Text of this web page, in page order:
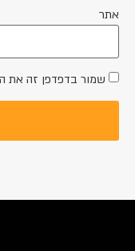
אתר
שמור בדפדפן זה את